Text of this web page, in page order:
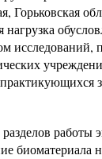
Горьковская
нагрузка
исследований,
работы
биоматериала